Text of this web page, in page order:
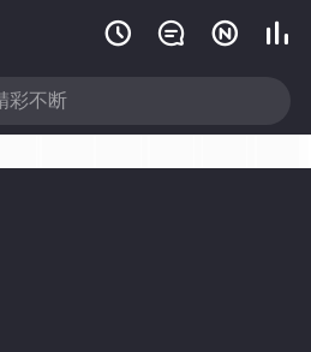
   